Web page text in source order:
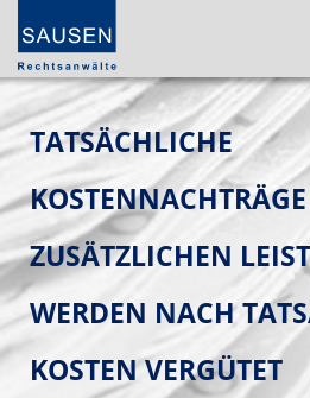
TATSÄCHLICHE
ZUSÄTZLICHEN
WERDEN NACH
KOSTEN VERGÜTET